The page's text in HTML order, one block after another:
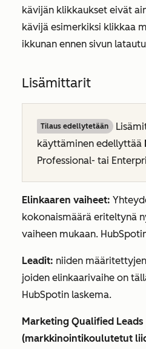
kävijän klikkaukset eivät
kävijä esimerkiksi klikkaa
ikkunan ennen sivun
Lisämittarit
Tilaus edellytetään
käyttäminen edellyttää
Professional- tai
Elinkaaren vaiheet:
kokonaismäärä eriteltynä
vaiheen mukaan.
Leadit: niiden
joiden elinkaarivaihe on
HubSpotin laskema.
Marketing Qualified Leads
(markkinointikoulutetut